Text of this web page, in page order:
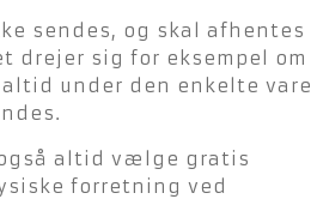
sendes, og skal afhentes
drejer sig for eksempel om
under den enkelte vare
altid vælge gratis
forretning ved